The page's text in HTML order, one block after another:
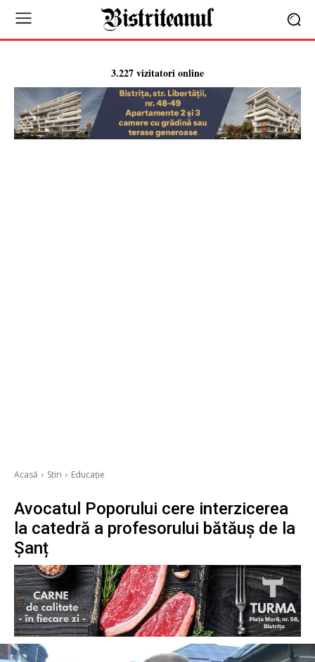
3.227 vizitatori online
Acasă Stiri Educație
Avocatul Poporului cere interzicerea
la catedră a profesorului bătăuș de la
Șanț